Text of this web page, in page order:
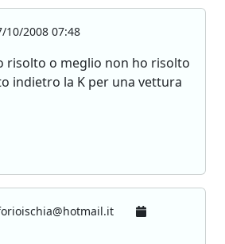
10/2008 07:48
risolto o meglio non ho risolto
indietro la K per una vettura